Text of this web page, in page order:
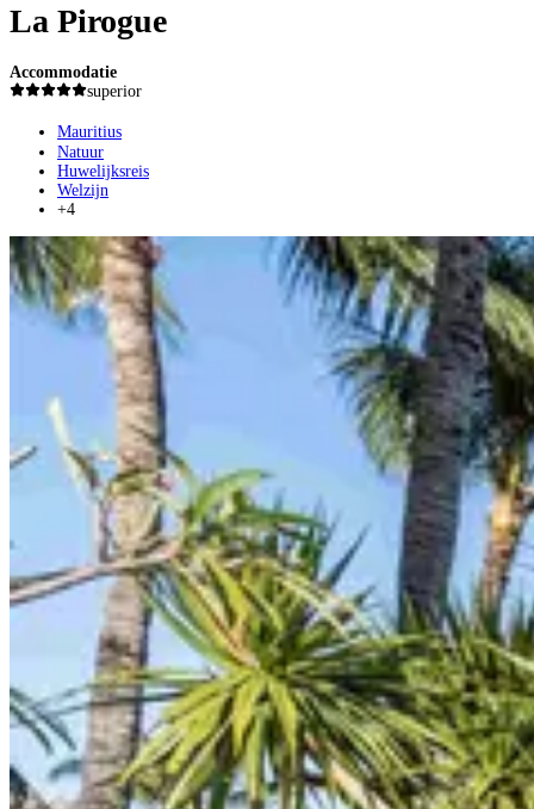
La Pirogue
Accommodatie
superior
Mauritius
Natuur
Huwelijksreis
Welzijn
+4